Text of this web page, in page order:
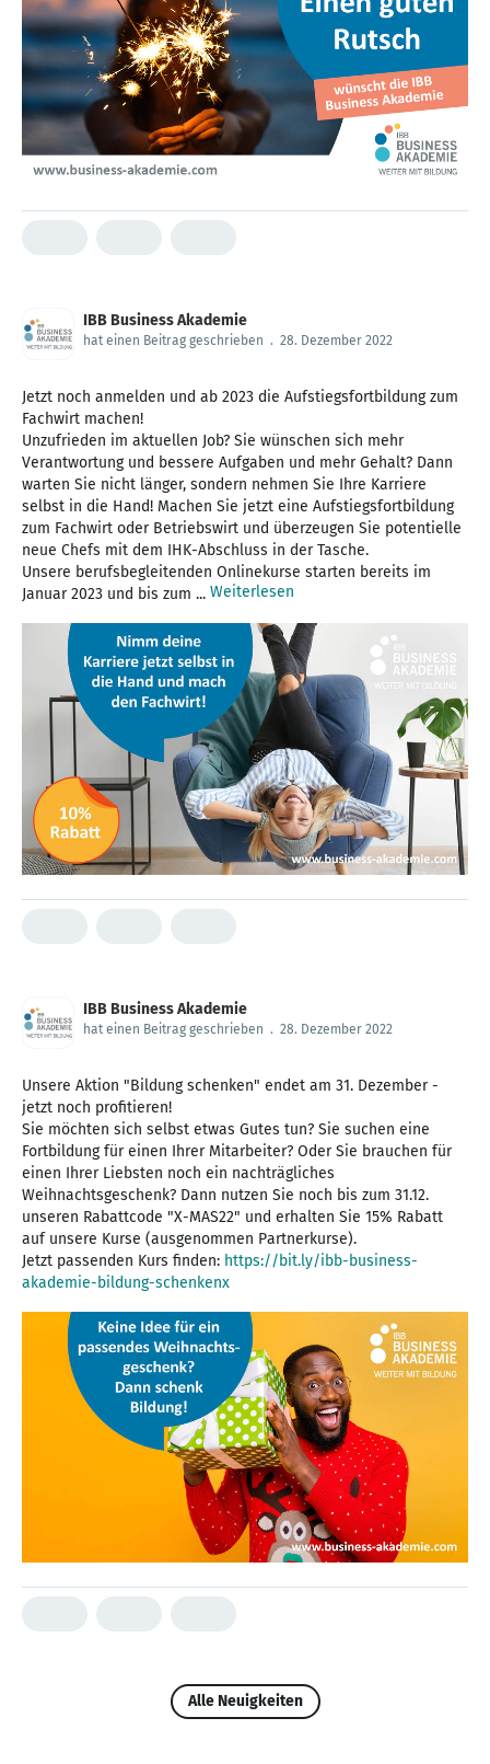
IBB Business Akademie
hat einen Beitrag geschrieben . 28. Dezember 2022
Jetzt noch anmelden und ab 2023 die Aufstiegsfortbildung zum
Fachwirt machen!
Unzufrieden im aktuellen Job? Sie wünschen sich mehr
Verantwortung und bessere Aufgaben und mehr Gehalt? Dann
warten Sie nicht länger, sondern nehmen Sie Ihre Karriere
selbst in die Hand! Machen Sie jetzt eine Aufstiegsfortbildung
zum Fachwirt oder Betriebswirt und überzeugen Sie potentielle
neue Chefs mit dem IHK-Abschluss in der Tasche.
Unsere berufsbegleitenden Onlinekurse starten bereits im
Januar 2023 und bis zum ... Weiterlesen
IBB Business Akademie
hat einen Beitrag geschrieben . 28. Dezember 2022
Unsere Aktion "Bildung schenken" endet am 31. Dezember -
jetzt noch profitieren!
Sie möchten sich selbst etwas Gutes tun? Sie suchen eine
Fortbildung für einen Ihrer Mitarbeiter? Oder Sie brauchen für
einen Ihrer Liebsten noch ein nachträgliches
Weihnachtsgeschenk? Dann nutzen Sie noch bis zum 31.12.
unseren Rabattcode "X-MAS22" und erhalten Sie 15% Rabatt
auf unsere Kurse (ausgenommen Partnerkurse).
Jetzt passenden Kurs finden: https://bit.ly/ibb-business-
akademie-bildung-schenkenx
Alle Neuigkeiten